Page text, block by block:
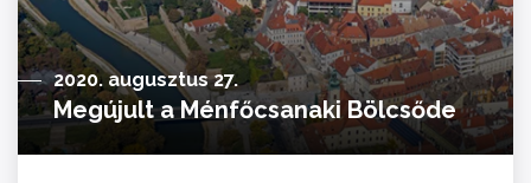
2020. augusztus 27.
Megújult a Ménfőcsanaki Bölcsőde